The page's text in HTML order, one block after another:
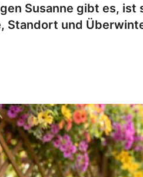
Susanne gibt es,
Standort und